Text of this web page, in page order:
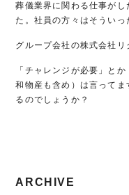
葬儀業界に関わる仕事が
た。社員の方々はそういっ
グループ会社の株式会社リ
「チャレンジが必要」と
和物産も含め）は言って
るのでしょうか？
ARCHIVE